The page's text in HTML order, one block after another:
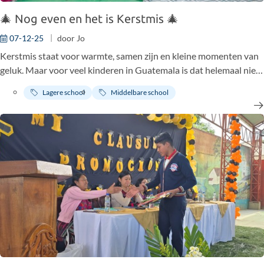
🎄 Nog even en het is Kerstmis 🎄
07-12-25 door Jo
Kerstmis staat voor warmte, samen zijn en kleine momenten van
geluk. Maar voor veel kinderen in Guatemala is dat helemaal niet
vanzelfsprekend. Geen kerstboom, geen cadeautjes, geen feest.
Gewoon een dag zoals alle andere. En net daarom willen wij,
samen met jou, daar één keer per jaar iets aan veranderen.
Lagere school Middelbare school